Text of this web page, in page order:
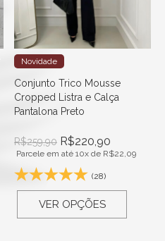
Novidade
Conjunto Trico Mousse
Cropped Listra e Calça
Pantalona Preto
R$259,90 R$220,90
Parcele em até 10x de R$22,09
(28)
VER OPÇÕES